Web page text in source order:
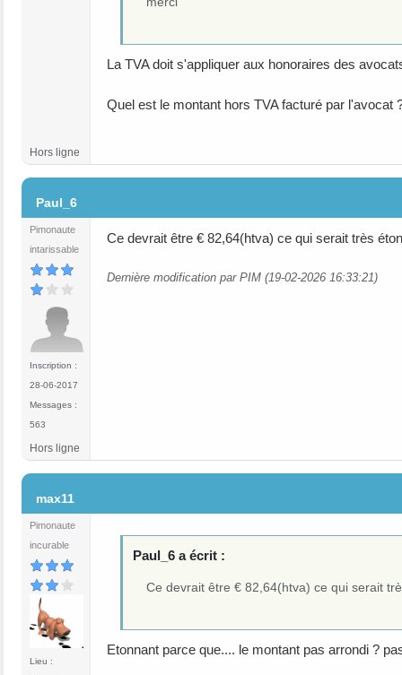
La TVA doit s'appliquer aux honoraires des
Quel est le montant hors TVA facturé par l'avocat
Hors ligne
Paul_6
Pimonaute
intarissable
Inscription :
28-06-2017
Messages :
563
Ce devrait être € 82,64(htva) ce qui serait très
Dernière modification par PIM (19-02-2026 16:33:21)
Hors ligne
max11
Pimonaute
incurable
Lieu :
Paul_6 a écrit :
Ce devrait être € 82,64(htva) ce qui serait
Etonnant parce que.... le montant pas arrondi ?